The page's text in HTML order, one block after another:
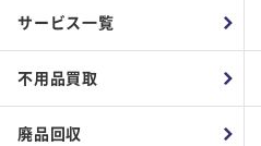
サービス一覧
不用品買取
廃品回収